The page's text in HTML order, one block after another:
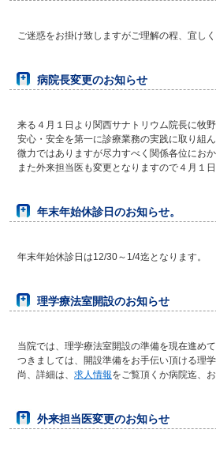
ご迷惑をお掛け致しますがご理解の程、宜し
病院長変更のお知らせ
来る４月１日より関西サナトリウム院長に牧
安心・安全を第一に診療業務の実践に取り組
微力ではありますが尽力すべく関係各位にお
また外来担当医も変更となりますので４月１
年末年始休診日のお知らせ。
年末年始休診日は12/30～1/4迄となります。
理学療法室開設のお知らせ
当院では、理学療法室開設の準備を現在進めて
つきましては、開設準備をお手伝い頂ける理
尚、詳細は、 求人情報をご覧頂くか病院迄、
外来担当医変更のお知らせ